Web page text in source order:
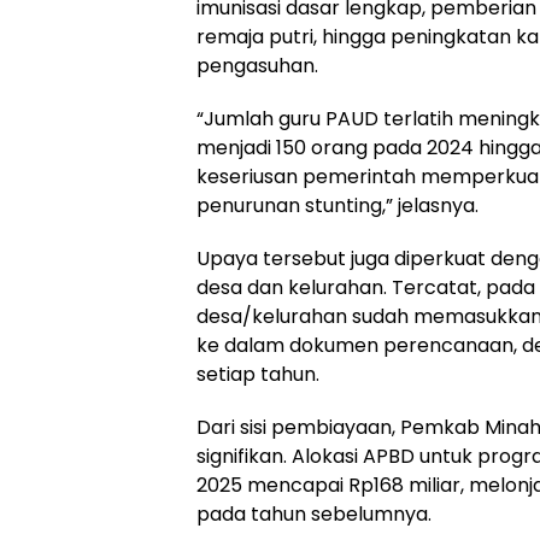
imunisasi dasar lengkap,
remaja putri, hingga peningkatan
pengasuhan.
“Jumlah guru PAUD terlatih
menjadi 150 orang pada 2024
keseriusan pemerintah
penurunan stunting,” jelasnya.
Upaya tersebut juga diperkuat
desa dan kelurahan. Tercatat, pada
desa/kelurahan sudah
ke dalam dokumen perencanaan,
setiap tahun.
Dari sisi pembiayaan, Pemkab
signifikan. Alokasi APBD untuk
2025 mencapai Rp168 miliar,
pada tahun sebelumnya.